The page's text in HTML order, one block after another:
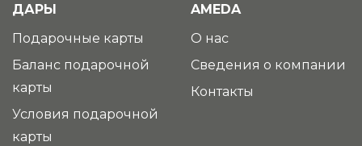
ДАРЫ
Подарочные карты
Баланс подарочной
карты
Условия подарочной
карты
AMEDA
О нас
Сведения о компании
Контакты